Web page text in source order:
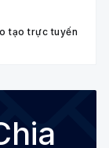
tạo trực tuyến